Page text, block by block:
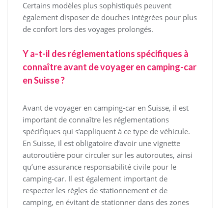
Certains modèles plus sophistiqués peuvent
également disposer de douches intégrées pour plus
de confort lors des voyages prolongés.
Y a-t-il des réglementations spécifiques à
connaître avant de voyager en camping-car
en Suisse ?
Avant de voyager en camping-car en Suisse, il est
important de connaître les réglementations
spécifiques qui s’appliquent à ce type de véhicule.
En Suisse, il est obligatoire d’avoir une vignette
autoroutière pour circuler sur les autoroutes, ainsi
qu’une assurance responsabilité civile pour le
camping-car. Il est également important de
respecter les règles de stationnement et de
camping, en évitant de stationner dans des zones